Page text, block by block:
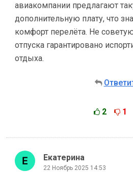
авиакомпании предлагают
дополнительную плату, что
комфорт перелёта. Не
отпуска гарантировано
отдыха.
2 1
Екатерина
22 Ноябрь 2025 14:53